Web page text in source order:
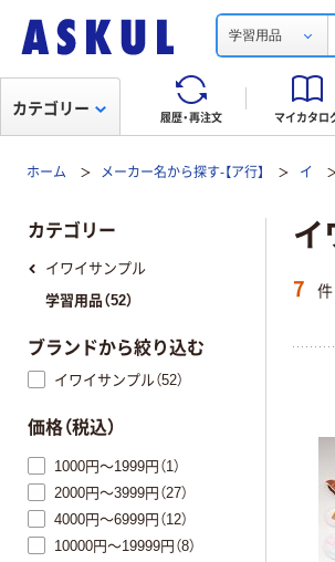
学習用品
履歴・再注文 マイカタロ
カテゴリー
ホーム メーカー名から探す-【ア行】 イ
イ
7 件
カテゴリー
イワイサンプル
学習用品（52）
ブランドから絞り込む
イワイサンプル（52）
価格（税込）
1000円～1999円（1）
2000円～3999円（27）
4000円～6999円（12）
10000円～19999円（8）